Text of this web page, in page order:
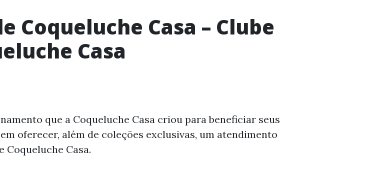
Coqueluche Casa – Clube
Casa
que a Coqueluche Casa criou para beneficiar seus
oferecer, além de coleções exclusivas, um atendimento
Coqueluche Casa.